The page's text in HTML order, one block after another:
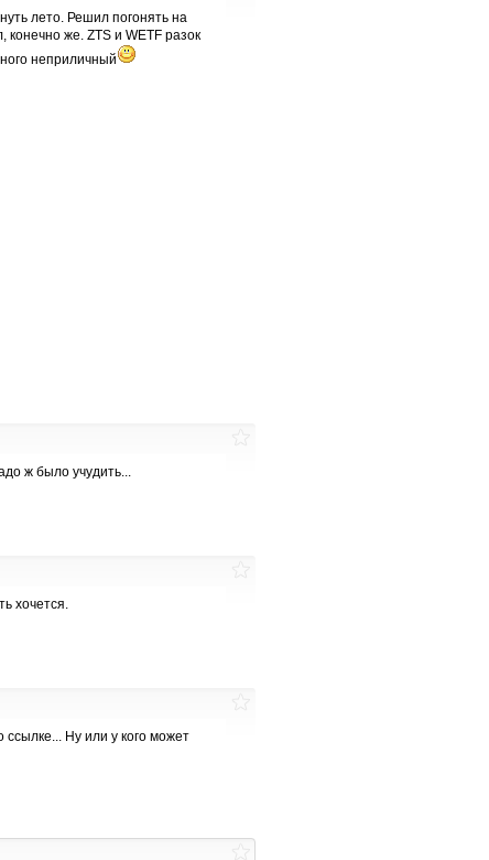
лето. Решил погонять на
же. ZTS и WETF разок
неприличный
ж было учудить...
хочется.
Ну или у кого может